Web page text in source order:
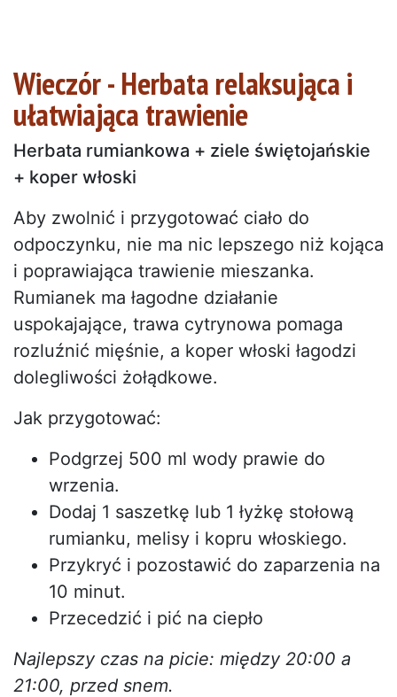
Wieczór - Herbata relaksująca i
ułatwiająca trawienie
Herbata rumiankowa + ziele świętojańskie
+ koper włoski
Aby zwolnić i przygotować ciało do
odpoczynku, nie ma nic lepszego niż kojąca
i poprawiająca trawienie mieszanka.
Rumianek ma łagodne działanie
uspokajające, trawa cytrynowa pomaga
rozluźnić mięśnie, a koper włoski łagodzi
dolegliwości żołądkowe.
Jak przygotować:
Podgrzej 500 ml wody prawie do
wrzenia.
Dodaj 1 saszetkę lub 1 łyżkę stołową
rumianku, melisy i kopru włoskiego.
Przykryć i pozostawić do zaparzenia na
10 minut.
Przecedzić i pić na ciepło
Najlepszy czas na picie: między 20:00 a
21:00, przed snem.